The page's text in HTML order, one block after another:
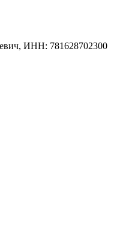
ИНН: 781628702300